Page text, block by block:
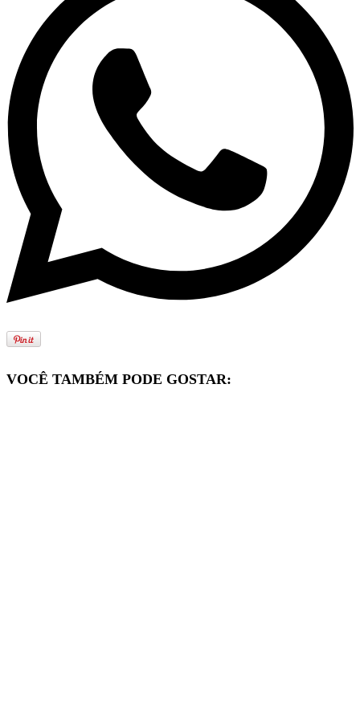
VOCÊ TAMBÉM PODE GOSTAR: